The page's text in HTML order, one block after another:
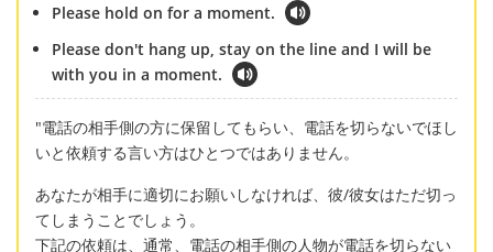
Please hold on for a moment.
Please don't hang up, stay on the line and I will be
with you in a moment.
"電話の相手側の方に保留してもらい、電話を切らないでほし
いと依頼する言い方はひとつではありません。
あなたが相手に適切にお願いしなければ、彼/彼女はただ切っ
てしまうことでしょう。
下記の依頼は、通常、電話の相手側の人物が電話を切らない